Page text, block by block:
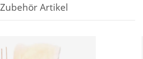
Zubehör Artikel